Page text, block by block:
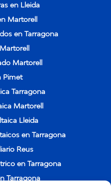
en Lleida
Martorell
en Tarragona
Martorell
Pimet
Tarragona
Martorell
Lleida
en Tarragona
Reus
en Tarragona
Tarragona